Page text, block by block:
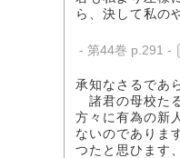
ら、決して私の
- 第44巻 p.291 -
承知なさるであ
諸君の母校た
方々に有為の新
ないのでありま
つたと思ひます